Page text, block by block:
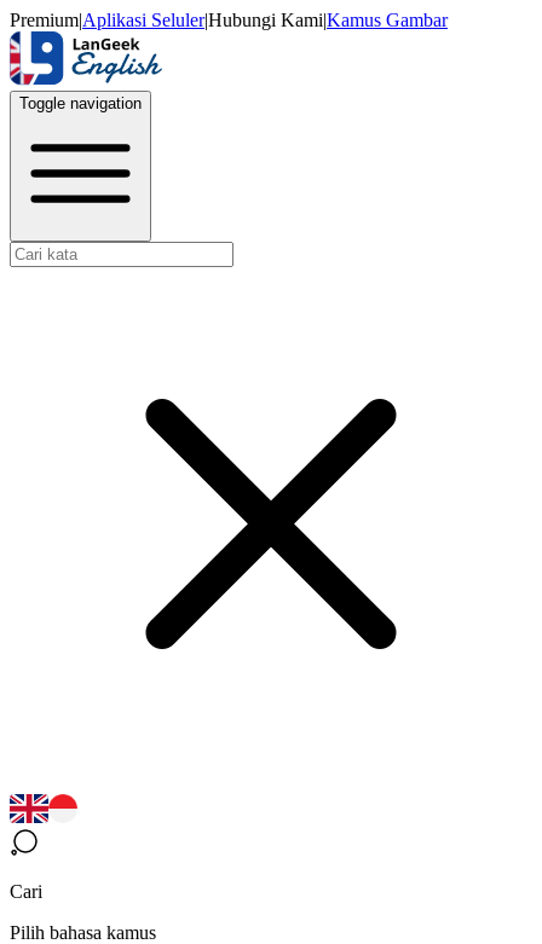
Premium|Aplikasi Seluler|Hubungi Kami|Kamus Gambar
Toggle navigation
Cari
Pilih bahasa kamus